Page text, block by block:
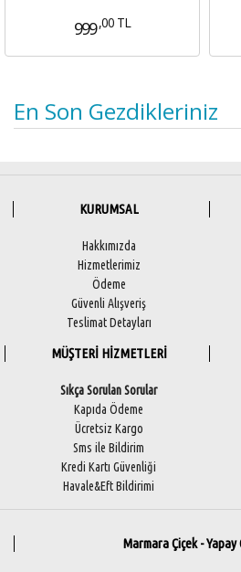
999 ,00 TL
En Son Gezdikleriniz
KURUMSAL
Hakkımızda
Hizmetlerimiz
Ödeme
Güvenli Alışveriş
Teslimat Detayları
MÜŞTERİ HİZMETLERİ
Sıkça Sorulan Sorular
Kapıda Ödeme
Ücretsiz Kargo
Sms ile Bildirim
Kredi Kartı Güvenliği
Havale&Eft Bildirimi
Marmara Çiçek - Yapay